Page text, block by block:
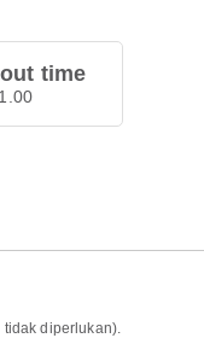
time
tidak diperlukan).